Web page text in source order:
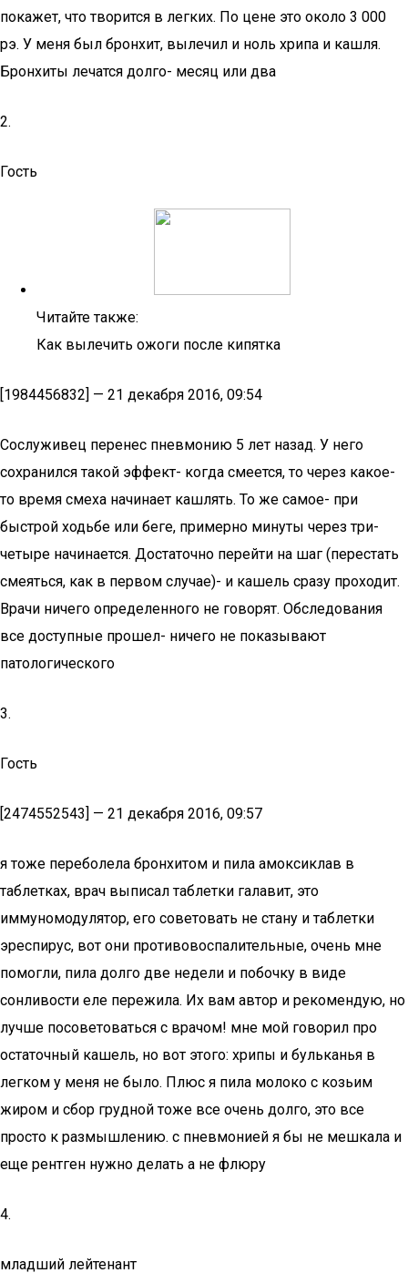
покажет, что творится в легких. По цене это около 3 000
рэ. У меня был бронхит, вылечил и ноль хрипа и кашля.
Бронхиты лечатся долго- месяц или два
2.
Гость
Читайте также:
Как вылечить ожоги после кипятка
[1984456832] — 21 декабря 2016, 09:54
Сослуживец перенес пневмонию 5 лет назад. У него
сохранился такой эффект- когда смеется, то через какое-
то время смеха начинает кашлять. То же самое- при
быстрой ходьбе или беге, примерно минуты через три-
четыре начинается. Достаточно перейти на шаг (перестать
смеяться, как в первом случае)- и кашель сразу проходит.
Врачи ничего определенного не говорят. Обследования
все доступные прошел- ничего не показывают
патологического
3.
Гость
[2474552543] — 21 декабря 2016, 09:57
я тоже переболела бронхитом и пила амоксиклав в
таблетках, врач выписал таблетки галавит, это
иммуномодулятор, его советовать не стану и таблетки
эреспирус, вот они противовоспалительные, очень мне
помогли, пила долго две недели и побочку в виде
сонливости еле пережила. Их вам автор и рекомендую, но
лучше посоветоваться с врачом! мне мой говорил про
остаточный кашель, но вот этого: хрипы и бульканья в
легком у меня не было. Плюс я пила молоко с козьим
жиром и сбор грудной тоже все очень долго, это все
просто к размышлению. с пневмонией я бы не мешкала и
еще рентген нужно делать а не флюру
4.
младший лейтенант